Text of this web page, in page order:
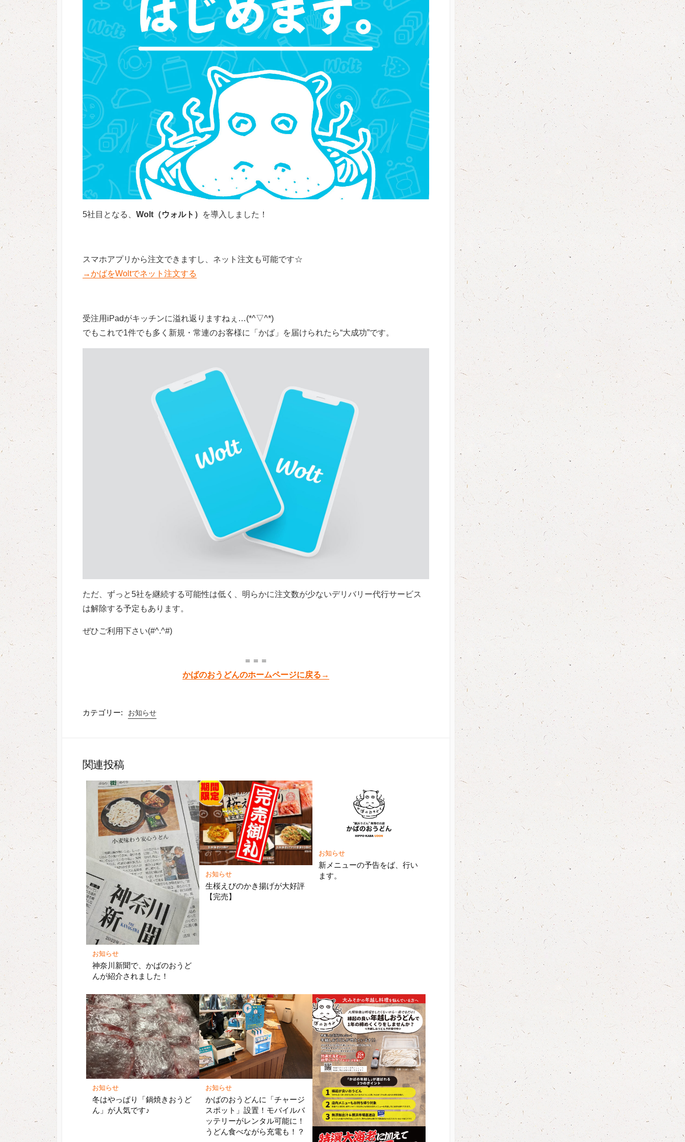
5社目となる、 Wolt（ウォルト） を導入しました！
スマホアプリから注文できますし、ネット注文も可能です☆
→かばをWoltでネット注文する
受注用iPadがキッチンに溢れ返りますねぇ…(*^▽^*)
でもこれで1件でも多く新規・常連のお客様に「かば」を届けられたら“大成功”です。
ただ、ずっと5社を継続する可能性は低く、明らかに注文数が少ないデリバリー代行サービス
は解除する予定もあります。
ぜひご利用下さい(#^.^#)
＝＝＝
かばのおうどんのホームページに戻る→
カテゴリー: お知らせ
関連投稿
お知らせ
神奈川新聞で、かばのおうど
んが紹介されました！
お知らせ
生桜えびのかき揚げが大好評
【完売】
お知らせ
新メニューの予告をば、行い
ます。
お知らせ
冬はやっぱり「鍋焼きおうど
ん」が人気です♪
お知らせ
かばのおうどんに「チャージ
スポット」設置！モバイルバ
ッテリーがレンタル可能に！
うどん食べながら充電も！？